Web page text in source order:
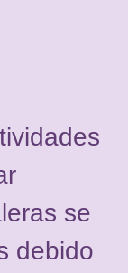
se
debido